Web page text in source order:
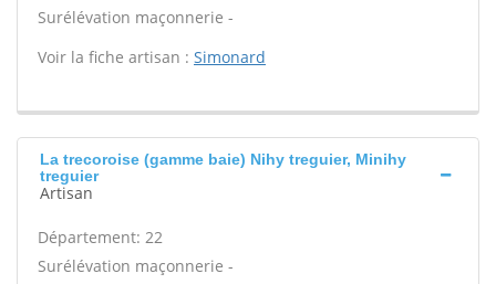
Surélévation maçonnerie -
Voir la fiche artisan : Simonard
La trecoroise (gamme baie) Nihy treguier, Minihy
treguier
Artisan
Département: 22
Surélévation maçonnerie -